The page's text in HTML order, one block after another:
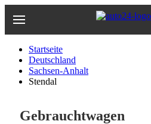
Hauptinhalt
Startseite
Deutschland
Sachsen-Anhalt
Stendal
Gebrauchtwagen